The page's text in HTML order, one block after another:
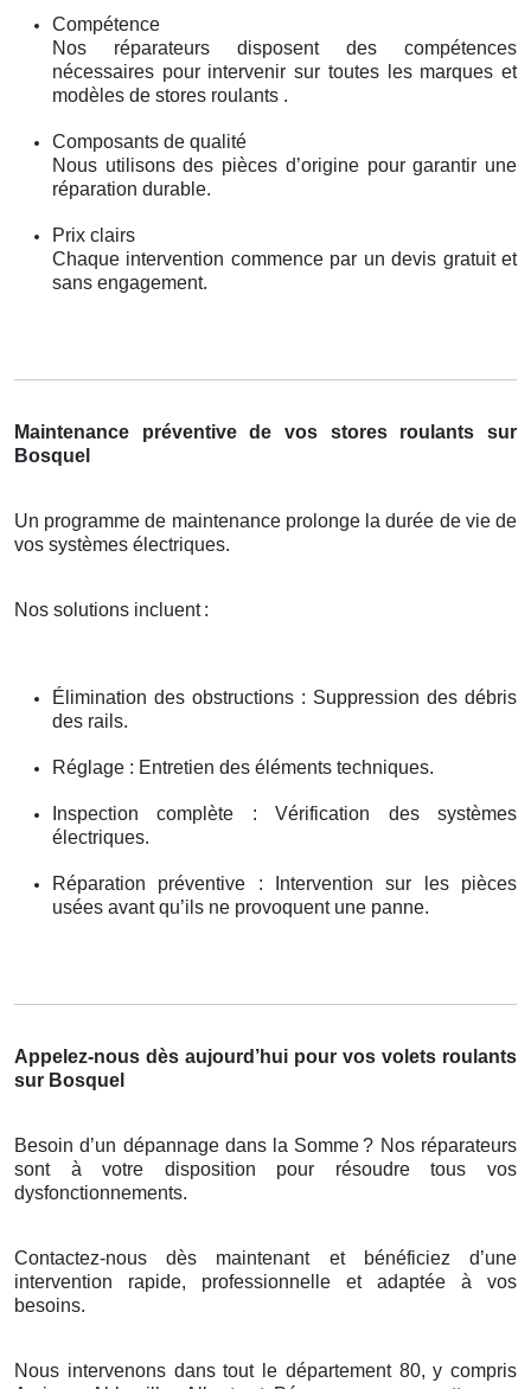
Compétence
Nos réparateurs disposent des compétences
nécessaires pour intervenir sur toutes les marques et
modèles de stores roulants .
Composants de qualité
Nous utilisons des pièces d’origine pour garantir une
réparation durable.
Prix clairs
Chaque intervention commence par un devis gratuit et
sans engagement.
Maintenance préventive de vos stores roulants sur
Bosquel
Un programme de maintenance prolonge la durée de vie de
vos systèmes électriques.
Nos solutions incluent :
Élimination des obstructions : Suppression des débris
des rails.
Réglage : Entretien des éléments techniques.
Inspection complète : Vérification des systèmes
électriques.
Réparation préventive : Intervention sur les pièces
usées avant qu’ils ne provoquent une panne.
Appelez-nous dès aujourd’hui pour vos volets roulants
sur Bosquel
Besoin d’un dépannage dans la Somme ? Nos réparateurs
sont à votre disposition pour résoudre tous vos
dysfonctionnements.
Contactez-nous dès maintenant et bénéficiez d’une
intervention rapide, professionnelle et adaptée à vos
besoins.
Nous intervenons dans tout le département 80, y compris